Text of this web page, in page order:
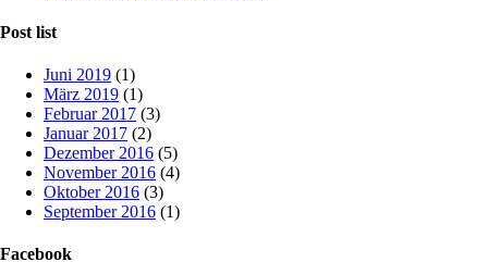
Post list
Juni 2019 (1)
März 2019 (1)
Februar 2017 (3)
Januar 2017 (2)
Dezember 2016 (5)
November 2016 (4)
Oktober 2016 (3)
September 2016 (1)
Facebook